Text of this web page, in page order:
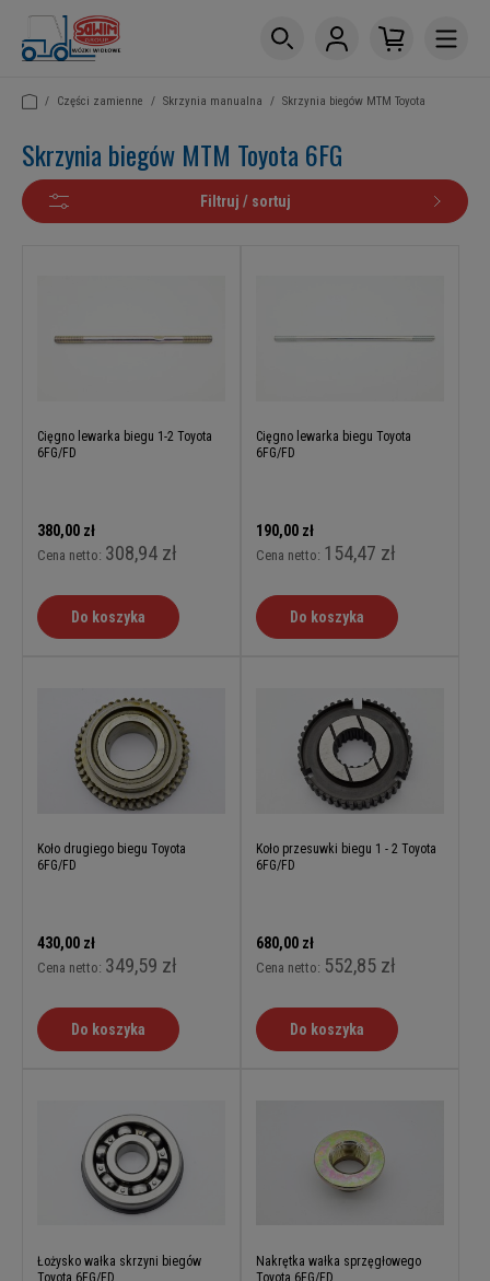
/ Części zamienne / Skrzynia manualna / Skrzynia biegów MTM Toyota
Skrzynia biegów MTM Toyota 6FG
Filtruj / sortuj
Cięgno lewarka biegu 1-2 Toyota
6FG/FD
380,00 zł
Cena netto: 308,94 zł
Do koszyka
Cięgno lewarka biegu Toyota
6FG/FD
190,00 zł
Cena netto: 154,47 zł
Do koszyka
Koło drugiego biegu Toyota
6FG/FD
430,00 zł
Cena netto: 349,59 zł
Do koszyka
Koło przesuwki biegu 1 - 2 Toyota
6FG/FD
680,00 zł
Cena netto: 552,85 zł
Do koszyka
Łożysko wałka skrzyni biegów
Toyota 6FG/FD
Nakrętka wałka sprzęgłowego
Toyota 6FG/FD